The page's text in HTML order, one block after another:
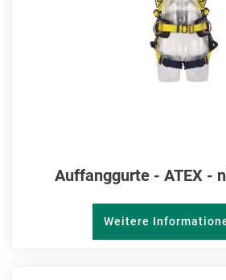
Auffanggurte - ATEX -
Weitere